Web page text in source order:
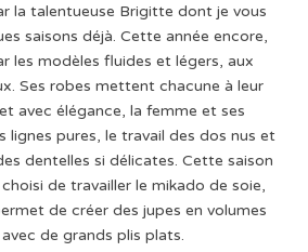
la talentueuse Brigitte dont je vous
saisons déjà. Cette année encore,
les modèles fluides et légers, aux
Ses robes mettent chacune à leur
avec élégance, la femme et ses
lignes pures, le travail des dos nus et
dentelles si délicates. Cette saison
de travailler le mikado de soie,
de créer des jupes en volumes
de grands plis plats.